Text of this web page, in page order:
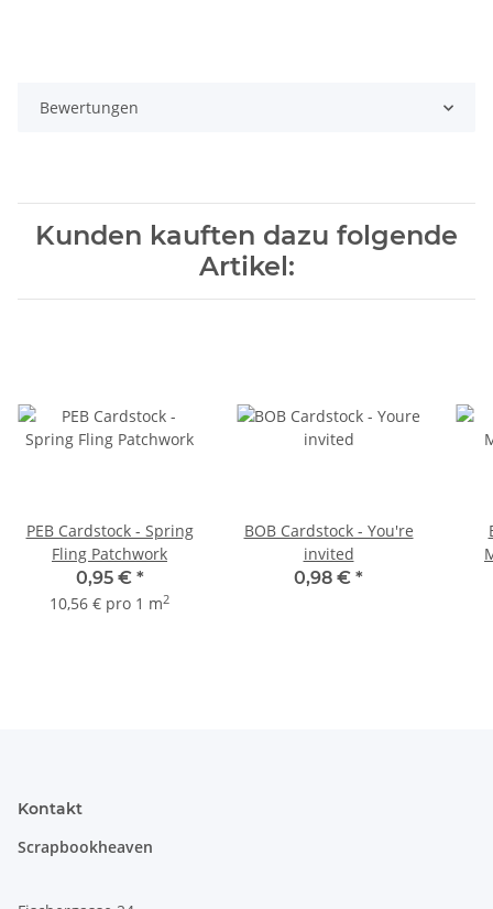
Bewertungen
Kunden kauften dazu folgende
Artikel:
PEB Cardstock - Spring
Fling Patchwork
0,95 € *
10,56 € pro 1 m2
BOB Cardstock - You're
invited
0,98 € *
Kontakt
Scrapbookheaven